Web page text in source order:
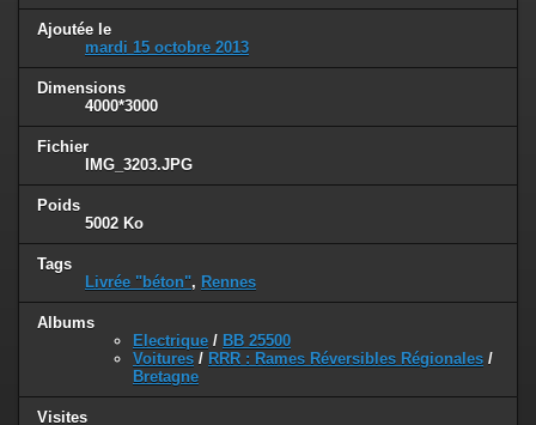
Ajoutée le
mardi 15 octobre 2013
Dimensions
4000*3000
Fichier
IMG_3203.JPG
Poids
5002 Ko
Tags
Livrée "béton", Rennes
Albums
Electrique / BB 25500
Voitures / RRR : Rames Réversibles Régionales /
Bretagne
Visites